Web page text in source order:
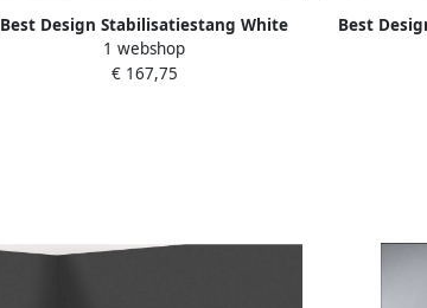
Best Design Stabilisatiestang White
Dalis 120 cm Horizontaal Mat Wit
1 webshop
€ 167,75
Best
Dalis 120